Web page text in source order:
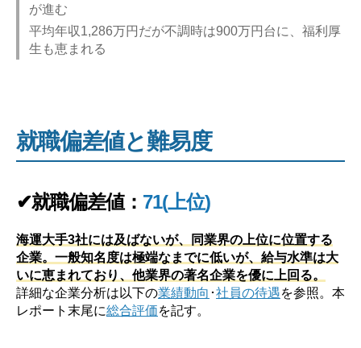
が進む
平均年収1,286万円だが不調時は900万円台に、福利厚
生も恵まれる
就職偏差値と難易度
✔就職偏差値： 71(上位)
海運大手3社には及ばないが、同業界の上位に位置する
企業。一般知名度は極端なまでに低いが、給与水準は大
いに恵まれており、他業界の著名企業を優に上回る。
詳細な企業分析は以下の業績動向 ･社員の待遇を参照。本
レポート末尾に総合評価を記す。